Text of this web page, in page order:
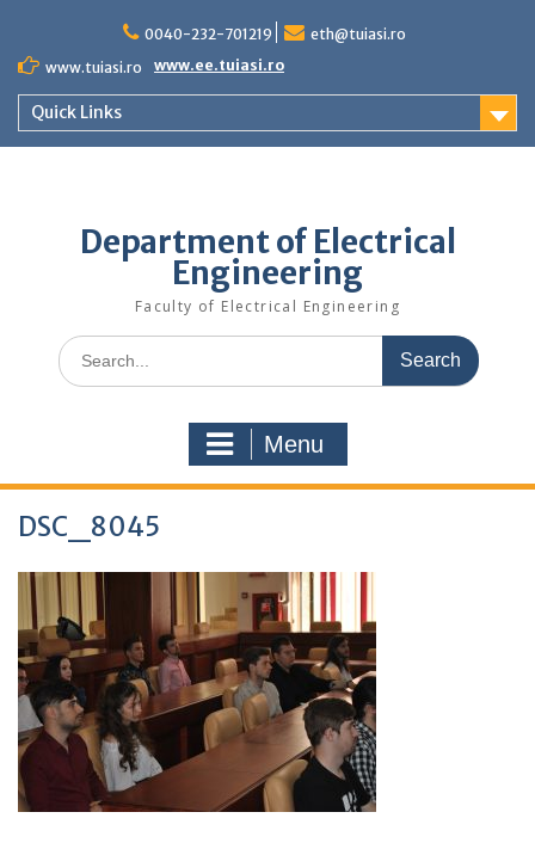
content
0040-232-701219
eth@tuiasi.ro
www.tuiasi.ro
www.ee.tuiasi.ro
Quick Links
Department of Electrical
Engineering
Faculty of Electrical Engineering
Search
for:
Menu
DSC_8045